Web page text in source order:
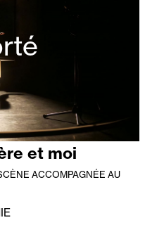
et moi
ACCOMPAGNÉE AU